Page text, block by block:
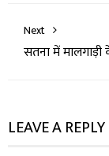
Next
सतना में
LEAVE A REPLY